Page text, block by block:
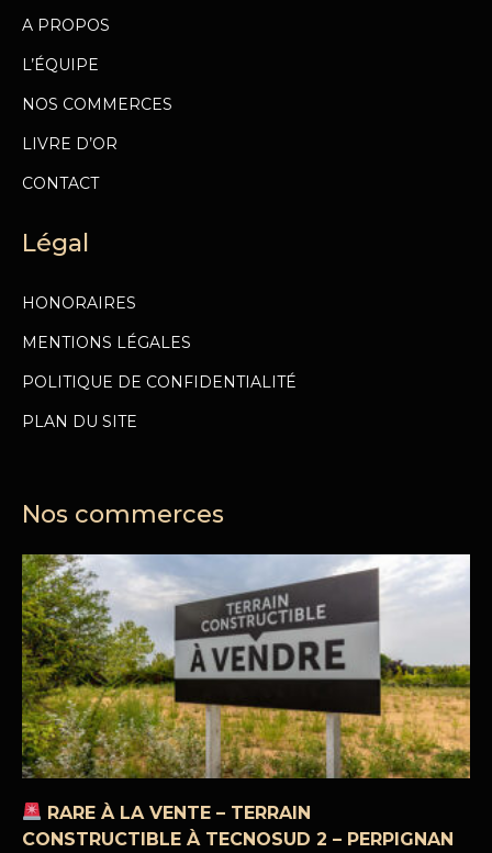
A PROPOS
L’ÉQUIPE
NOS COMMERCES
LIVRE D’OR
CONTACT
Légal
HONORAIRES
MENTIONS LÉGALES
POLITIQUE DE CONFIDENTIALITÉ
PLAN DU SITE
Nos commerces
RARE À LA VENTE – TERRAIN
CONSTRUCTIBLE À TECNOSUD 2 – PERPIGNAN